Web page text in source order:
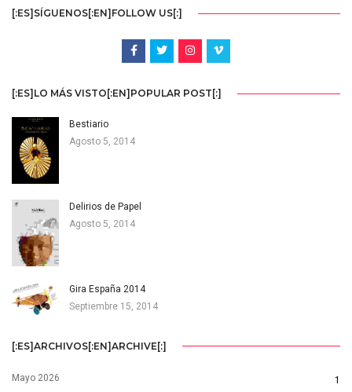
[:ES]SÍGUENOS[:EN]FOLLOW US[:]
[:ES]LO MÁS VISTO[:EN]POPULAR POST[:]
Bestiario
Agosto 5, 2014
Delirios de Papel
Agosto 5, 2014
Gira España 2014
Septiembre 15, 2014
[:ES]ARCHIVOS[:EN]ARCHIVE[:]
Mayo 2026 1